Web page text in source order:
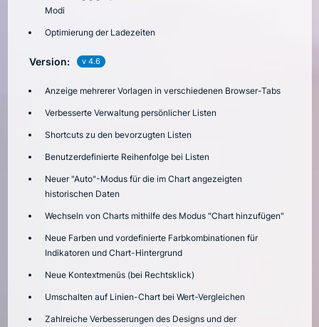
Modi
Optimierung der Ladezeiten
Version: v 4.6
Anzeige mehrerer Vorlagen in verschiedenen Browser-Tabs
Verbesserte Verwaltung persönlicher Listen
Shortcuts zu den bevorzugten Listen
Benutzerdefinierte Reihenfolge bei Listen
Neuer "Auto"-Modus für die im Chart angezeigten
historischen Daten
Wechseln von Charts mithilfe des Modus "Chart hinzufügen"
Neue Farben und vordefinierte Farbkombinationen für
Indikatoren und Chart-Hintergrund
Neue Kontextmenüs (bei Rechtsklick)
Umschalten auf Linien-Chart bei Wert-Vergleichen
Zahlreiche Verbesserungen des Designs und der